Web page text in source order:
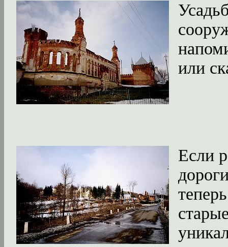
или
Если